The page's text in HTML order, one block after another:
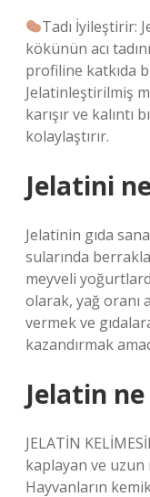
Tadı İyileştirir:
kökünün acı
profiline katkıda
Jelatinleştirilmiş
karışır ve kalıntı
kolaylaştırır.
Jelatini
Jelatinin gıda
sularında
meyveli
olarak, yağ oranı
vermek ve
kazandırmak
Jelatin
JELATİN
kaplayan ve
Hayvanların